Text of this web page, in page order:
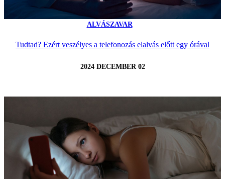
ALVÁSZAVAR
Tudtad? Ezért veszélyes a telefonozás elalvás előtt egy órával
2024 DECEMBER 02